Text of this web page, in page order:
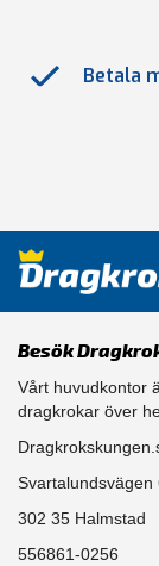
Betala
Besök
Vårt huvudkontor
dragkrokar över
Svartalundsvägen
302 35 Halmstad
556861-0256